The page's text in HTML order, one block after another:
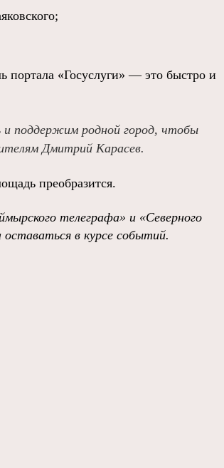
портала «Госуслуги» — это быстро и
и поддержим родной город, чтобы
Дмитрий Карасев.
преобразится.
телеграфа» и «Северного
в курсе событий.